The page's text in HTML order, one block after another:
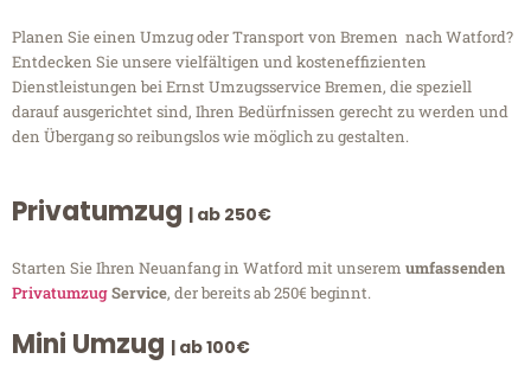
Planen Sie einen Umzug oder Transport von Bremen nach Watford?
Entdecken Sie unsere vielfältigen und kosteneffizienten
Dienstleistungen bei Ernst Umzugsservice Bremen, die speziell
darauf ausgerichtet sind, Ihren Bedürfnissen gerecht zu werden und
den Übergang so reibungslos wie möglich zu gestalten.
Privatumzug | ab 250€
Starten Sie Ihren Neuanfang in Watford mit unserem umfassenden
PrivatumzugService, der bereits ab 250€ beginnt.
Mini Umzug | ab 100€